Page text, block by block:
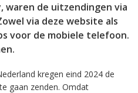
waren de uitzendingen via
via deze website als
voor de mobiele telefoon.
kregen eind 2024 de
gaan zenden. Omdat